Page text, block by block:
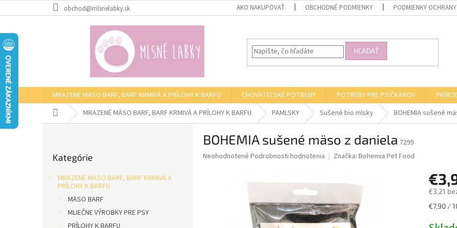
na
obchod@mlsnelabky.sk AKO NAKUPOVAŤ OBCHODNÉ PODMIENKY PODMIENKY OCHRANY
HĽADAŤ
MRAZENÉ MÄSO BARF, BARF KRMIVÁ A PRÍLOHY K BARFU CHOVATEĽSKÉ POTREBY POTREBY PRE PSÍČKAROV
DomovMRAZENÉ MÄSO BARF, BARF KRMIVÁ A PRÍLOHY K BARFU PAMLSKY Sušené bio mlsky BOHEMIA sušené
kategórie
Kategórie
MRAZENÉ MÄSO BARF, BARF KRMIVÁ A
PRÍLOHY K BARFU
MÄSO BARF
MLIEČNE VÝROBKY PRE PSY
PRÍLOHY K BARFU
BOHEMIA sušené mäso z daniela 7299
Priemerné
Neohodnotené Podrobnosti hodnotenia Značka: Bohemia Pet Food
€3,21
€7,90 /